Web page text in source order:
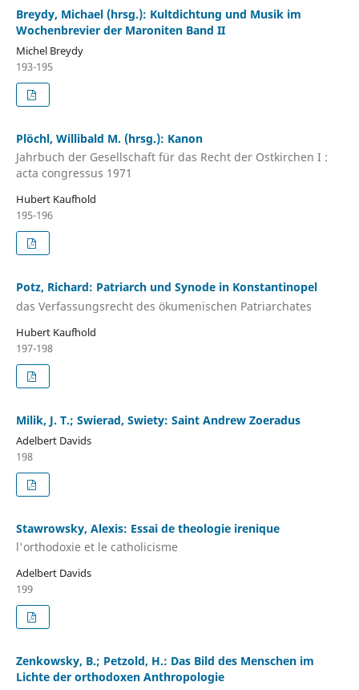
Breydy, Michael (hrsg.): Kultdichtung und Musik im
Wochenbrevier der Maroniten Band II
Michel Breydy
193-195
Plöchl, Willibald M. (hrsg.): Kanon
Jahrbuch der Gesellschaft für das Recht der Ostkirchen I :
acta congressus 1971
Hubert Kaufhold
195-196
Potz, Richard: Patriarch und Synode in Konstantinopel
das Verfassungsrecht des ökumenischen Patriarchates
Hubert Kaufhold
197-198
Milik, J. T.; Swierad, Swiety: Saint Andrew Zoeradus
Adelbert Davids
198
Stawrowsky, Alexis: Essai de theologie irenique
l'orthodoxie et le catholicisme
Adelbert Davids
199
Zenkowsky, B.; Petzold, H.: Das Bild des Menschen im
Lichte der orthodoxen Anthropologie